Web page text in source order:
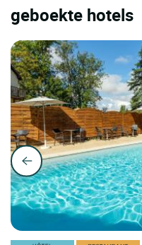
geboekte hotels